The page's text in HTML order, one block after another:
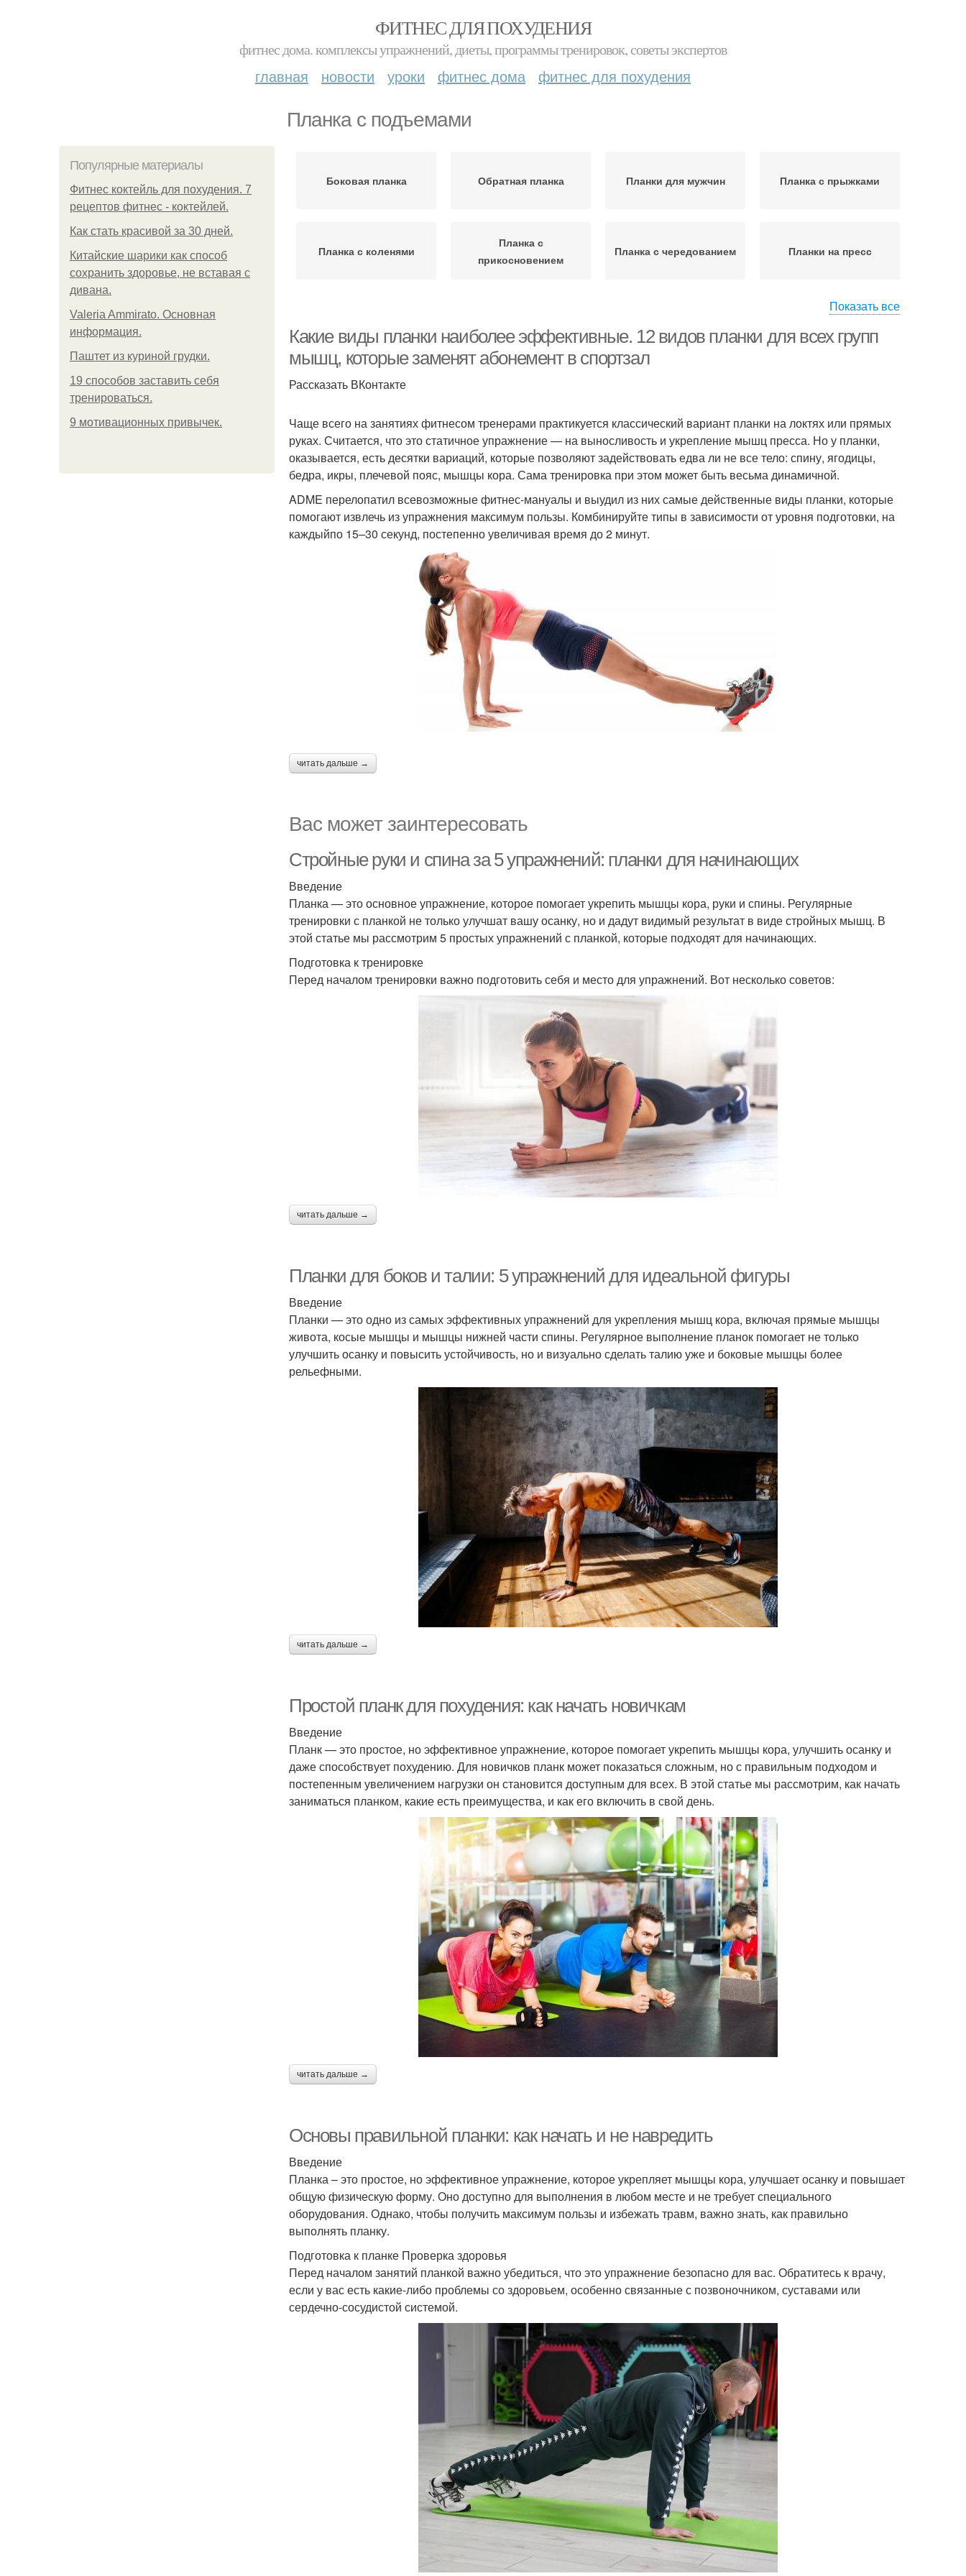
ФИТНЕС ДЛЯ ПОХУДЕНИЯ
фитнес дома. комплексы упражнений, диеты, программы тренировок, советы экспертов
главная новости уроки фитнес дома фитнес для похудения
Планка с подъемами
Популярные материалы
Фитнес коктейль для похудения. 7
рецептов фитнес - коктейлей.
Как стать красивой за 30 дней.
Китайские шарики как способ
сохранить здоровье, не вставая с
дивана.
Valeria Ammirato. Основная
информация.
Паштет из куриной грудки.
19 способов заставить себя
тренироваться.
9 мотивационных привычек.
Боковая планка Обратная планка Планки для мужчин Планка с прыжками
Планка с коленями
Планка с
прикосновением
Планка с чередованием Планки на пресс
Показать все
Какие виды планки наиболее эффективные. 12 видов планки для всех групп
мышц, которые заменят абонемент в спортзал
Рассказать ВКонтакте
Чаще всего на занятиях фитнесом тренерами практикуется классический вариант планки на локтях или прямых
руках. Считается, что это статичное упражнение — на выносливость и укрепление мышц пресса. Но у планки,
оказывается, есть десятки вариаций, которые позволяют задействовать едва ли не все тело: спину, ягодицы,
бедра, икры, плечевой пояс, мышцы кора. Сама тренировка при этом может быть весьма динамичной.
ADME перелопатил всевозможные фитнес-мануалы и выудил из них самые действенные виды планки, которые
помогают извлечь из упражнения максимум пользы. Комбинируйте типы в зависимости от уровня подготовки, на
каждыйпо 15–30 секунд, постепенно увеличивая время до 2 минут.
читать дальше →
Вас может заинтересовать
Стройные руки и спина за 5 упражнений: планки для начинающих
Введение
Планка — это основное упражнение, которое помогает укрепить мышцы кора, руки и спины. Регулярные
тренировки с планкой не только улучшат вашу осанку, но и дадут видимый результат в виде стройных мышц. В
этой статье мы рассмотрим 5 простых упражнений с планкой, которые подходят для начинающих.
Подготовка к тренировке
Перед началом тренировки важно подготовить себя и место для упражнений. Вот несколько советов:
читать дальше →
Планки для боков и талии: 5 упражнений для идеальной фигуры
Введение
Планки — это одно из самых эффективных упражнений для укрепления мышц кора, включая прямые мышцы
живота, косые мышцы и мышцы нижней части спины. Регулярное выполнение планок помогает не только
улучшить осанку и повысить устойчивость, но и визуально сделать талию уже и боковые мышцы более
рельефными.
читать дальше →
Простой планк для похудения: как начать новичкам
Введение
Планк — это простое, но эффективное упражнение, которое помогает укрепить мышцы кора, улучшить осанку и
даже способствует похудению. Для новичков планк может показаться сложным, но с правильным подходом и
постепенным увеличением нагрузки он становится доступным для всех. В этой статье мы рассмотрим, как начать
заниматься планком, какие есть преимущества, и как его включить в свой день.
читать дальше →
Основы правильной планки: как начать и не навредить
Введение
Планка – это простое, но эффективное упражнение, которое укрепляет мышцы кора, улучшает осанку и повышает
общую физическую форму. Оно доступно для выполнения в любом месте и не требует специального
оборудования. Однако, чтобы получить максимум пользы и избежать травм, важно знать, как правильно
выполнять планку.
Подготовка к планке Проверка здоровья
Перед началом занятий планкой важно убедиться, что это упражнение безопасно для вас. Обратитесь к врачу,
если у вас есть какие-либо проблемы со здоровьем, особенно связанные с позвоночником, суставами или
сердечно-сосудистой системой.